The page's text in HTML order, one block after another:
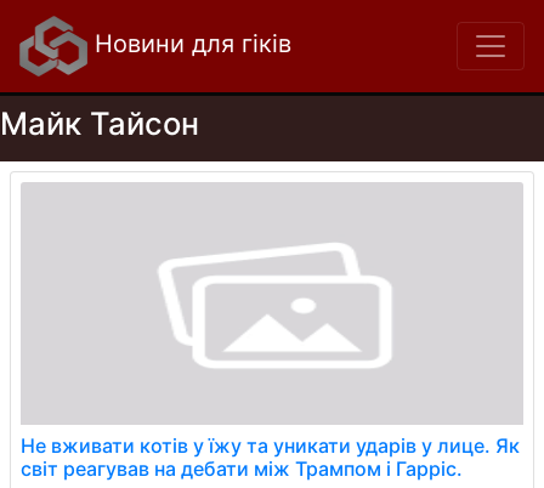
Новини для гіків
Майк Тайсон
Не вживати котів у їжу та уникати ударів у лице. Як
світ реагував на дебати між Трампом і Гарріс.